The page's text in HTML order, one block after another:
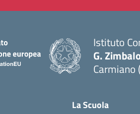
Istituto
G.
Carmiano
La Scuola